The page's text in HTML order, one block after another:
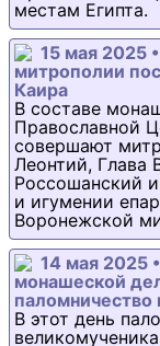
местам Египта.
15 мая 2025
митрополии
Каира
В составе
Православной
совершают
Леонтий, Глава
Россошанский
и игумении
Воронежской
14 мая 2025
монашеской
паломничество
В этот день